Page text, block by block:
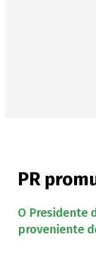
PR
O Presidente
proveniente